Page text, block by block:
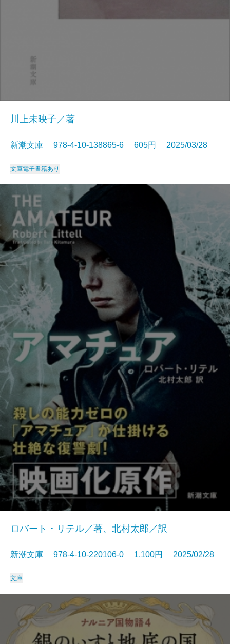
川上未映子／著
新潮文庫 978-4-10-138865-6 605円 2025/03/28
文庫電子書籍あり
ロバート・リテル／著、北村太郎／訳
新潮文庫 978-4-10-220106-0 1,100円 2025/02/28
文庫